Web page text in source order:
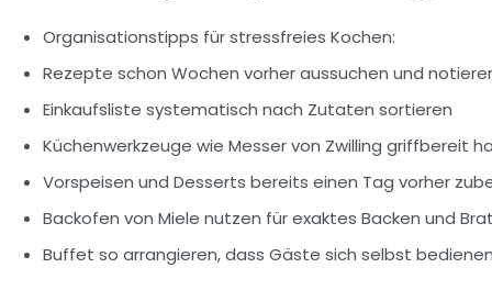
Organisationstipps für stressfreies Kochen:
Rezepte schon Wochen vorher aussuchen und
Einkaufsliste systematisch nach Zutaten sortieren
Küchenwerkzeuge wie Messer von Zwilling griffbereit
Vorspeisen und Desserts bereits einen Tag vorher
Backofen von Miele nutzen für exaktes Backen und
Buffet so arrangieren, dass Gäste sich selbst